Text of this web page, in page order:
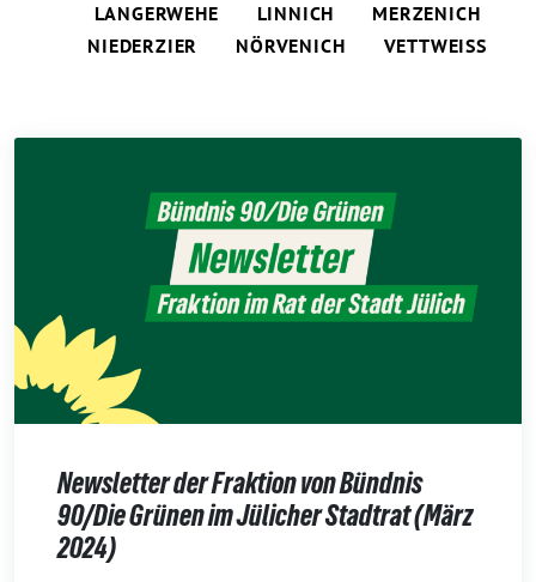
LANGERWEHE
LINNICH
MERZENICH
NIEDERZIER
NÖRVENICH VETTWEISS
Newsletter der Fraktion von Bündnis
90/Die Grünen im Jülicher Stadtrat (März
2024)